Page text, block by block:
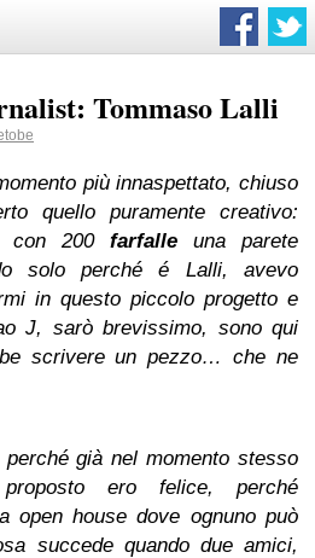
Tommaso Lalli
più innaspettato, chiuso
quello puramente creativo:
con 200 farfalle una parete
solo perché é Lalli, avevo
in questo piccolo progetto e
J, sarò brevissimo, sono qui
scrivere un pezzo… che ne
già nel momento stesso
ero felice, perché
open house dove ognuno può
succede quando due amici,